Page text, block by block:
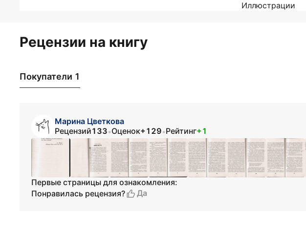
Иллюстрации
Рецензии на книгу
Покупатели 1
Марина Цветкова
Рецензий133•Оценок+129•Рейтинг+1
Первые страницы для ознакомления:
Понравилась рецензия?
Да